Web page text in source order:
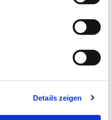
Details zeigen